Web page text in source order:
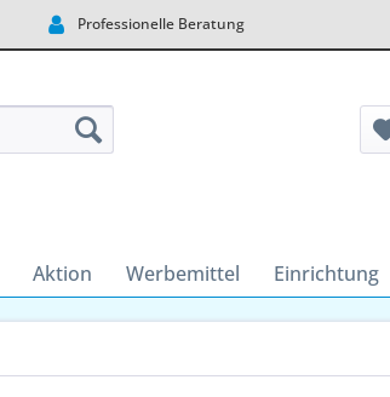
Professionelle Beratung
Aktion Werbemittel Einrichtung